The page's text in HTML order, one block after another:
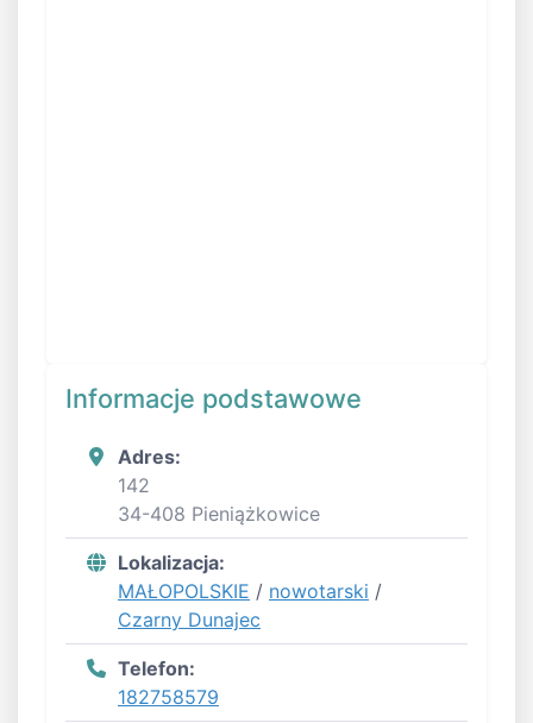
Informacje podstawowe
Adres:
142
34-408 Pieniążkowice
Lokalizacja:
MAŁOPOLSKIE / nowotarski /
Czarny Dunajec
Telefon:
182758579